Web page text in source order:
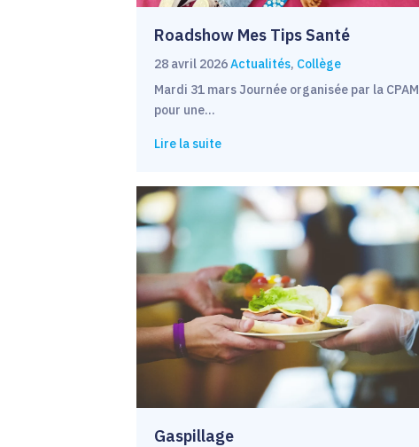
Roadshow Mes Tips Santé
28 avril 2026Actualités, Collège
Mardi 31 mars Journée organisée par la CPAM
pour une…
Lire la suite
Gaspillage